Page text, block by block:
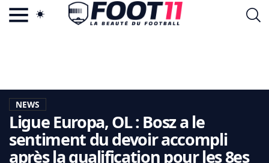
LA CHARTE
VIE PRIVÉE
CGU
CONTACTEZ-NOUS
NEWS
Ligue Europa, OL : Bosz a le
sentiment du devoir accompli
après la qualification pour les 8es